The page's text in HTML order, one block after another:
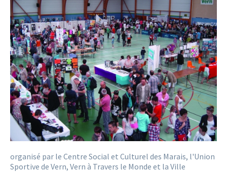
organisé par le Centre Social et Culturel des Marais, l'Union
Sportive de Vern, Vern à Travers le Monde et la Ville